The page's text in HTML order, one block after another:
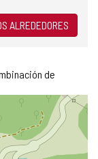
ALREDEDORES
de